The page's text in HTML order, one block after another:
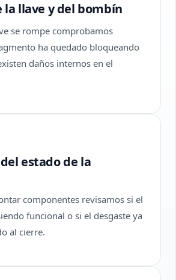
la llave y del bombín
se rompe comprobamos
ha quedado bloqueando
daños internos en el
estado de la
componentes revisamos si el
funcional o si el desgaste ya
al cierre.